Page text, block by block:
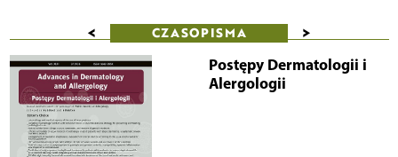
< CZASOPISMA >
Postępy Dermatologii i
Alergologii